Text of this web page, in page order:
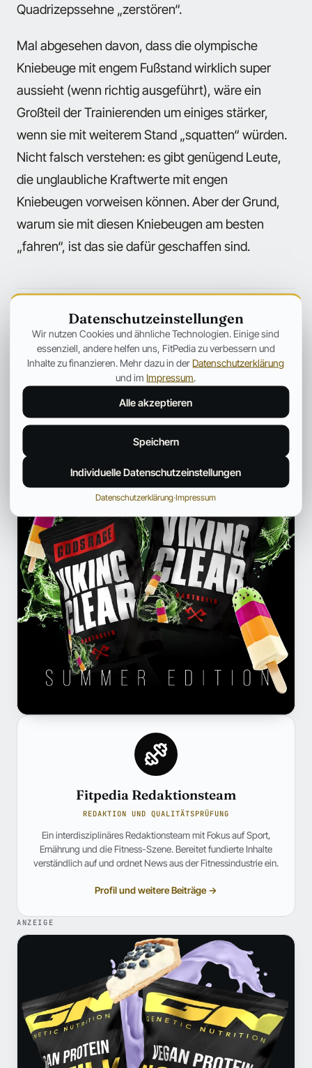
Quadrizepssehne „zerstören“.
Mal abgesehen davon, dass die olympische
Kniebeuge mit engem Fußstand wirklich super
aussieht (wenn richtig ausgeführt), wäre ein
Großteil der Trainierenden um einiges stärker,
wenn sie mit weiterem Stand „squatten“ würden.
Nicht falsch verstehen: es gibt genügend Leute,
die unglaubliche Kraftwerte mit engen
Kniebeugen vorweisen können. Aber der Grund,
warum sie mit diesen Kniebeugen am besten
„fahren“, ist das sie dafür geschaffen sind.
← Mehr aus Training
Fitpedia Redaktionsteam
REDAKTION UND QUALITÄTSPRÜFUNG
Ein interdisziplinäres Redaktionsteam mit Fokus auf Sport,
Ernährung und die Fitness-Szene. Bereitet fundierte Inhalte
verständlich auf und ordnet News aus der Fitnessindustrie ein.
Profil und weitere Beiträge →
ANZEIGE
Datenschutzeinstellungen
Wir nutzen Cookies und ähnliche Technologien. Einige sind
essenziell, andere helfen uns, FitPedia zu verbessern und
Inhalte zu finanzieren. Mehr dazu in der Datenschutzerklärung
und im Impressum.
Alle akzeptieren
Speichern
Individuelle Datenschutzeinstellungen
Datenschutzerklärung·Impressum